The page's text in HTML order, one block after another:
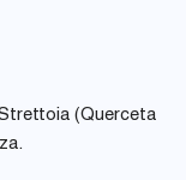
(Querceta